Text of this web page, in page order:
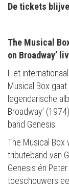
De tickets
The Musical
on Broadway’
Het
Musical Box
legendarische
Broadway’
band Genesis.
The Musical
tributeband van
Genesis én
toeschouwers